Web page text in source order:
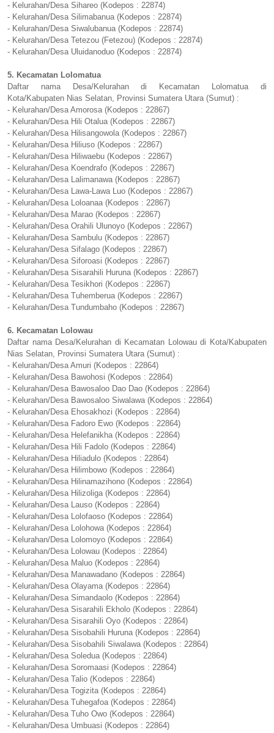
- Kelurahan/Desa Sihareo (Kodepos : 22874)
- Kelurahan/Desa Silimabanua (Kodepos : 22874)
- Kelurahan/Desa Siwalubanua (Kodepos : 22874)
- Kelurahan/Desa Tetezou (Fetezou) (Kodepos : 22874)
- Kelurahan/Desa Uluidanoduo (Kodepos : 22874)
5. Kecamatan Lolomatua
Daftar nama Desa/Kelurahan di Kecamatan Lolomatua di
Kota/Kabupaten Nias Selatan, Provinsi Sumatera Utara (Sumut) :
- Kelurahan/Desa Amorosa (Kodepos : 22867)
- Kelurahan/Desa Hili Otalua (Kodepos : 22867)
- Kelurahan/Desa Hilisangowola (Kodepos : 22867)
- Kelurahan/Desa Hiliuso (Kodepos : 22867)
- Kelurahan/Desa Hiliwaebu (Kodepos : 22867)
- Kelurahan/Desa Koendrafo (Kodepos : 22867)
- Kelurahan/Desa Lalimanawa (Kodepos : 22867)
- Kelurahan/Desa Lawa-Lawa Luo (Kodepos : 22867)
- Kelurahan/Desa Loloanaa (Kodepos : 22867)
- Kelurahan/Desa Marao (Kodepos : 22867)
- Kelurahan/Desa Orahili Ulunoyo (Kodepos : 22867)
- Kelurahan/Desa Sambulu (Kodepos : 22867)
- Kelurahan/Desa Sifalago (Kodepos : 22867)
- Kelurahan/Desa Siforoasi (Kodepos : 22867)
- Kelurahan/Desa Sisarahili Huruna (Kodepos : 22867)
- Kelurahan/Desa Tesikhori (Kodepos : 22867)
- Kelurahan/Desa Tuhemberua (Kodepos : 22867)
- Kelurahan/Desa Tundumbaho (Kodepos : 22867)
6. Kecamatan Lolowau
Daftar nama Desa/Kelurahan di Kecamatan Lolowau di Kota/Kabupaten
Nias Selatan, Provinsi Sumatera Utara (Sumut) :
- Kelurahan/Desa Amuri (Kodepos : 22864)
- Kelurahan/Desa Bawohosi (Kodepos : 22864)
- Kelurahan/Desa Bawosaloo Dao Dao (Kodepos : 22864)
- Kelurahan/Desa Bawosaloo Siwalawa (Kodepos : 22864)
- Kelurahan/Desa Ehosakhozi (Kodepos : 22864)
- Kelurahan/Desa Fadoro Ewo (Kodepos : 22864)
- Kelurahan/Desa Helefanikha (Kodepos : 22864)
- Kelurahan/Desa Hili Fadolo (Kodepos : 22864)
- Kelurahan/Desa Hiliadulo (Kodepos : 22864)
- Kelurahan/Desa Hilimbowo (Kodepos : 22864)
- Kelurahan/Desa Hilinamazihono (Kodepos : 22864)
- Kelurahan/Desa Hilizoliga (Kodepos : 22864)
- Kelurahan/Desa Lauso (Kodepos : 22864)
- Kelurahan/Desa Lolofaoso (Kodepos : 22864)
- Kelurahan/Desa Lolohowa (Kodepos : 22864)
- Kelurahan/Desa Lolomoyo (Kodepos : 22864)
- Kelurahan/Desa Lolowau (Kodepos : 22864)
- Kelurahan/Desa Maluo (Kodepos : 22864)
- Kelurahan/Desa Manawadano (Kodepos : 22864)
- Kelurahan/Desa Olayama (Kodepos : 22864)
- Kelurahan/Desa Simandaolo (Kodepos : 22864)
- Kelurahan/Desa Sisarahili Ekholo (Kodepos : 22864)
- Kelurahan/Desa Sisarahili Oyo (Kodepos : 22864)
- Kelurahan/Desa Sisobahili Huruna (Kodepos : 22864)
- Kelurahan/Desa Sisobahili Siwalawa (Kodepos : 22864)
- Kelurahan/Desa Soledua (Kodepos : 22864)
- Kelurahan/Desa Soromaasi (Kodepos : 22864)
- Kelurahan/Desa Talio (Kodepos : 22864)
- Kelurahan/Desa Togizita (Kodepos : 22864)
- Kelurahan/Desa Tuhegafoa (Kodepos : 22864)
- Kelurahan/Desa Tuho Owo (Kodepos : 22864)
- Kelurahan/Desa Umbuasi (Kodepos : 22864)